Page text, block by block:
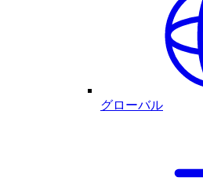
グローバル